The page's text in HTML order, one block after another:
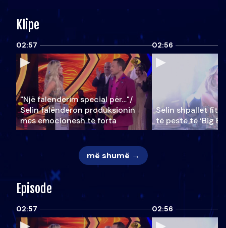
Klipe
02:57
"Një falenderim special për…"/
Selin falënderon produksionin
mes emocionesh të forta
02:56
Selin shpallet
të pestë të ‘Big
më shumë →
Episode
02:57 02:56